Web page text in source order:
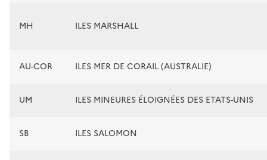
MH ILES MARSHALL
AU-COR ILES MER DE CORAIL (AUSTRALIE)
UM ILES MINEURES ÉLOIGNÉES DES ETATS-UNIS
SB ILES SALOMON